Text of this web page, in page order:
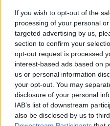
If you wish to opt-out of the
processing of your personal
targeted advertising by us,
section to confirm your
opt-out request is processed
interest-based ads based on
us or personal information
your opt-out. You may
disclosure of your personal
IAB’s list of downstream
also be disclosed by us to
Covid, nel Pistoiese
Covid, 2 vittime e
Covid, 2 morti e 65
Covid, 2 morti e 89
Covid nel